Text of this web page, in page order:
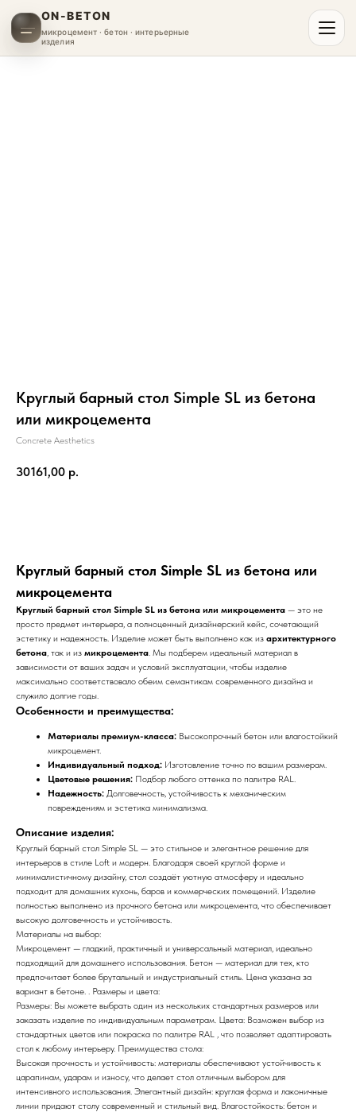
ON-BETON
микроцемент · бетон · интерьерные
изделия
Круглый барный стол Simple SL из бетона
или микроцемента
Concrete Aesthetics
30161,00 р.
Круглый барный стол Simple SL из бетона или
микроцемента
Круглый барный стол Simple SL из бетона или микроцемента — это не
просто предмет интерьера, а полноценный дизайнерский кейс, сочетающий
эстетику и надежность. Изделие может быть выполнено как из архитектурного
бетона, так и из микроцемента. Мы подберем идеальный материал в
зависимости от ваших задач и условий эксплуатации, чтобы изделие
максимально соответствовало обеим семантикам современного дизайна и
служило долгие годы.
Особенности и преимущества:
Материалы премиум-класса: Высокопрочный бетон или влагостойкий
микроцемент.
Индивидуальный подход: Изготовление точно по вашим размерам.
Цветовые решения: Подбор любого оттенка по палитре RAL.
Надежность: Долговечность, устойчивость к механическим
повреждениям и эстетика минимализма.
Описание изделия:
Круглый барный стол Simple SL — это стильное и элегантное решение для
интерьеров в стиле Loft и модерн. Благодаря своей круглой форме и
минималистичному дизайну, стол создаёт уютную атмосферу и идеально
подходит для домашних кухонь, баров и коммерческих помещений. Изделие
полностью выполнено из прочного бетона или микроцемента, что обеспечивает
высокую долговечность и устойчивость.
Материалы на выбор:
Микроцемент — гладкий, практичный и универсальный материал, идеально
подходящий для домашнего использования. Бетон — материал для тех, кто
предпочитает более брутальный и индустриальный стиль. Цена указана за
вариант в бетоне. . Размеры и цвета:
Размеры: Вы можете выбрать один из нескольких стандартных размеров или
заказать изделие по индивидуальным параметрам. Цвета: Возможен выбор из
стандартных цветов или покраска по палитре RAL , что позволяет адаптировать
стол к любому интерьеру. Преимущества стола:
Высокая прочность и устойчивость: материалы обеспечивают устойчивость к
царапинам, ударам и износу, что делает стол отличным выбором для
интенсивного использования. Элегантный дизайн: круглая форма и лаконичные
линии придают столу современный и стильный вид. Влагостойкость: бетон и